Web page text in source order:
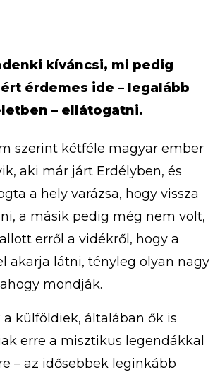
kíváncsi, mi pedig
érdemes ide – legalább
– ellátogatni.
szerint kétféle magyar ember
aki már járt Erdélyben, és
a hely varázsa, hogy vissza
a másik pedig még nem volt,
erről a vidékről, hogy a
akarja látni, tényleg olyan nagy
mondják.
külföldiek, általában ők is
erre a misztikus legendákkal
– az idősebbek leginkább